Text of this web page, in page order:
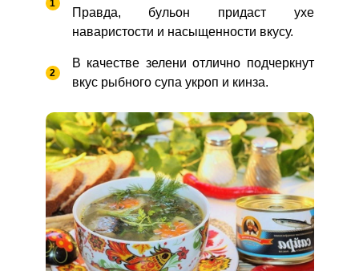
Правда, бульон придаст ухе
наваристости и насыщенности вкусу.
В качестве зелени отлично подчеркнут
вкус рыбного супа укроп и кинза.